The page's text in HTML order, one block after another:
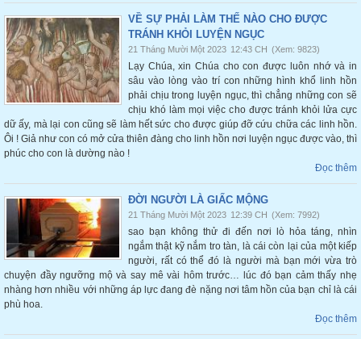
VỀ SỰ PHẢI LÀM THẾ NÀO CHO ĐƯỢC
TRÁNH KHỎI LUYỆN NGỤC
21 Tháng Mười Một 2023 12:43 CH (Xem: 9823)
Lạy Chúa, xin Chúa cho con được luôn nhớ và in
sâu vào lòng vào trí con những hình khổ linh hồn
phải chịu trong luyện ngục, thì chẳng những con sẽ
chịu khó làm mọi việc cho được tránh khỏi lửa cực
dữ ấy, mà lại con cũng sẽ làm hết sức cho được giúp đỡ cứu chữa các linh hồn.
Ôi ! Giả như con có mở cửa thiên đàng cho linh hồn nơi luyện ngục được vào, thì
phúc cho con là dường nào !
Đọc thêm
ĐỜI NGƯỜI LÀ GIẤC MỘNG
21 Tháng Mười Một 2023 12:39 CH (Xem: 7992)
sao bạn không thử đi đến nơi lò hỏa táng, nhìn
ngắm thật kỹ nắm tro tàn, là cái còn lại của một kiếp
người, rất có thể đó là người mà bạn mới vừa trò
chuyện đầy ngưỡng mộ và say mê vài hôm trước… lúc đó bạn cảm thấy nhẹ
nhàng hơn nhiều với những áp lực đang đè nặng nơi tâm hồn của bạn chỉ là cái
phù hoa.
Đọc thêm